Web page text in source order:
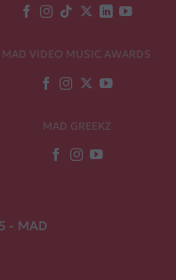
MAD VIDEO MUSIC AWARDS
MAD GREEKZ
- MAD